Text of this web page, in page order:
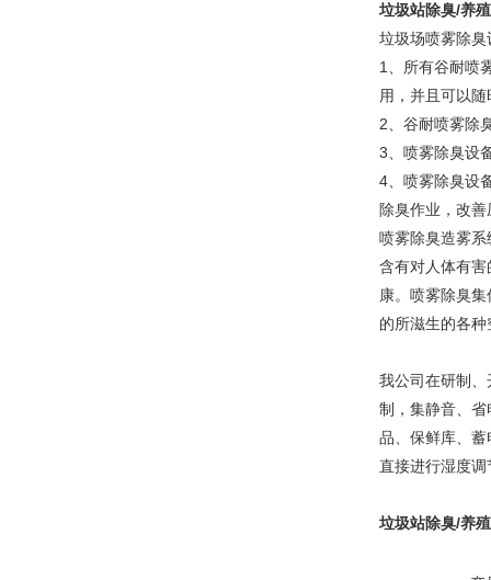
垃圾站除臭/养
垃圾场喷雾除
1、所有谷耐喷
用，并且可以
2、谷耐喷雾除
3、喷雾除臭设
4、喷雾除臭设
除臭作业，改
喷雾除臭造雾
含有对人体有
康。喷雾除臭
的所滋生的各
我公司在研制
制，集静音、
品、保鲜库、
直接进行湿度
垃圾站除臭/养